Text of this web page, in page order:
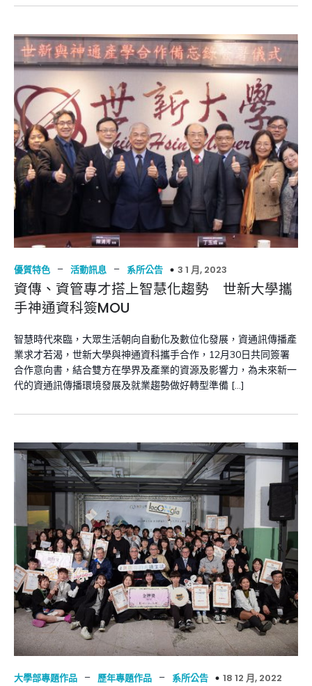
優質特色 – 活動訊息 – 系所公告 3 1 月, 2023
資傳、資管專才搭上智慧化趨勢 世新大學攜
手神通資科簽MOU
智慧時代來臨，大眾生活朝向自動化及數位化發展，資通訊傳播產
業求才若渴，世新大學與神通資科攜手合作，12月30日共同簽署
合作意向書，結合雙方在學界及產業的資源及影響力，為未來新一
代的資通訊傳播環境發展及就業趨勢做好轉型準備 […]
大學部專題作品 – 歷年專題作品 – 系所公告 18 12 月, 2022